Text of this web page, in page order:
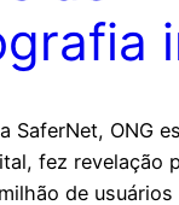
SaferNet, ONG
fez revelação
de usuários